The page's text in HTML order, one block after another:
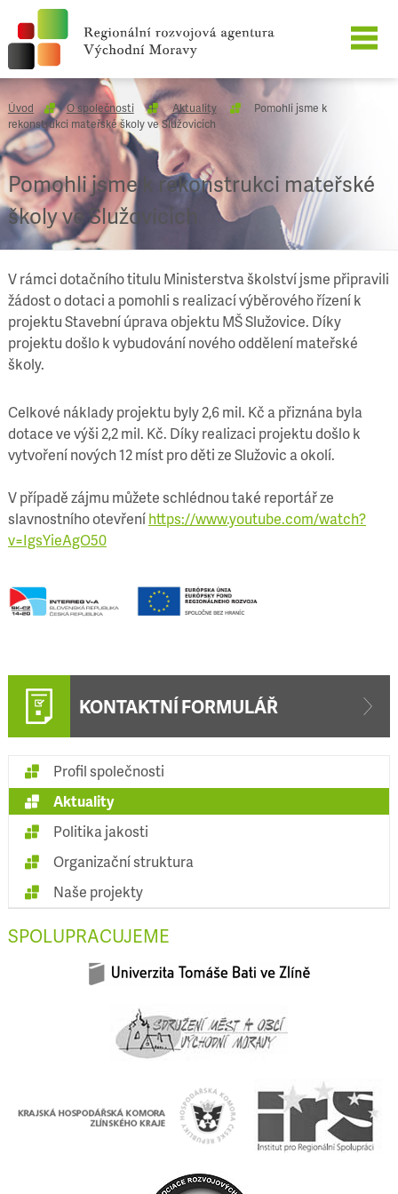
O SPOLEČNOSTI
NAŠE SLUŽBY
REFERENCE
KARIÉRA
KONTAKT
Úvod O společnosti Aktuality
Pomohli jsme k
rekonstrukci mateřské školy ve Služovicích
Pomohli jsme k rekonstrukci mateřské
školy ve Služovicích
V rámci dotačního titulu Ministerstva školství jsme připravili
žádost o dotaci a pomohli s realizací výběrového řízení k
projektu Stavební úprava objektu MŠ Služovice. Díky
projektu došlo k vybudování nového oddělení mateřské
školy.
Celkové náklady projektu byly 2,6 mil. Kč a přiznána byla
dotace ve výši 2,2 mil. Kč. Díky realizaci projektu došlo k
vytvoření nových 12 míst pro děti ze Služovic a okolí.
V případě zájmu můžete schlédnou také reportář ze
slavnostního otevřeníhttps://www.youtube.com/watch?
v=IgsYieAgO50
KONTAKTNÍ FORMULÁŘ
Profil společnosti
Aktuality
Politika jakosti
Organizační struktura
Naše projekty
SPOLUPRACUJEME